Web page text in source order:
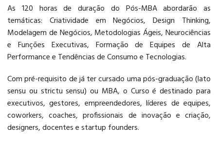
As 120 horas de duração do Pós-MBA abordarão as
temáticas: Criatividade em Negócios, Design Thinking,
Modelagem de Negócios, Metodologias Ágeis, Neurociências
e Funções Executivas, Formação de Equipes de Alta
Performance e Tendências de Consumo e Tecnologias.
Com pré-requisito de já ter cursado uma pós-graduação (lato
sensu ou strictu sensu) ou MBA, o Curso é destinado para
executivos, gestores, empreendedores, líderes de equipes,
coworkers, coaches, profissionais de inovação e criação,
designers, docentes e startup founders.